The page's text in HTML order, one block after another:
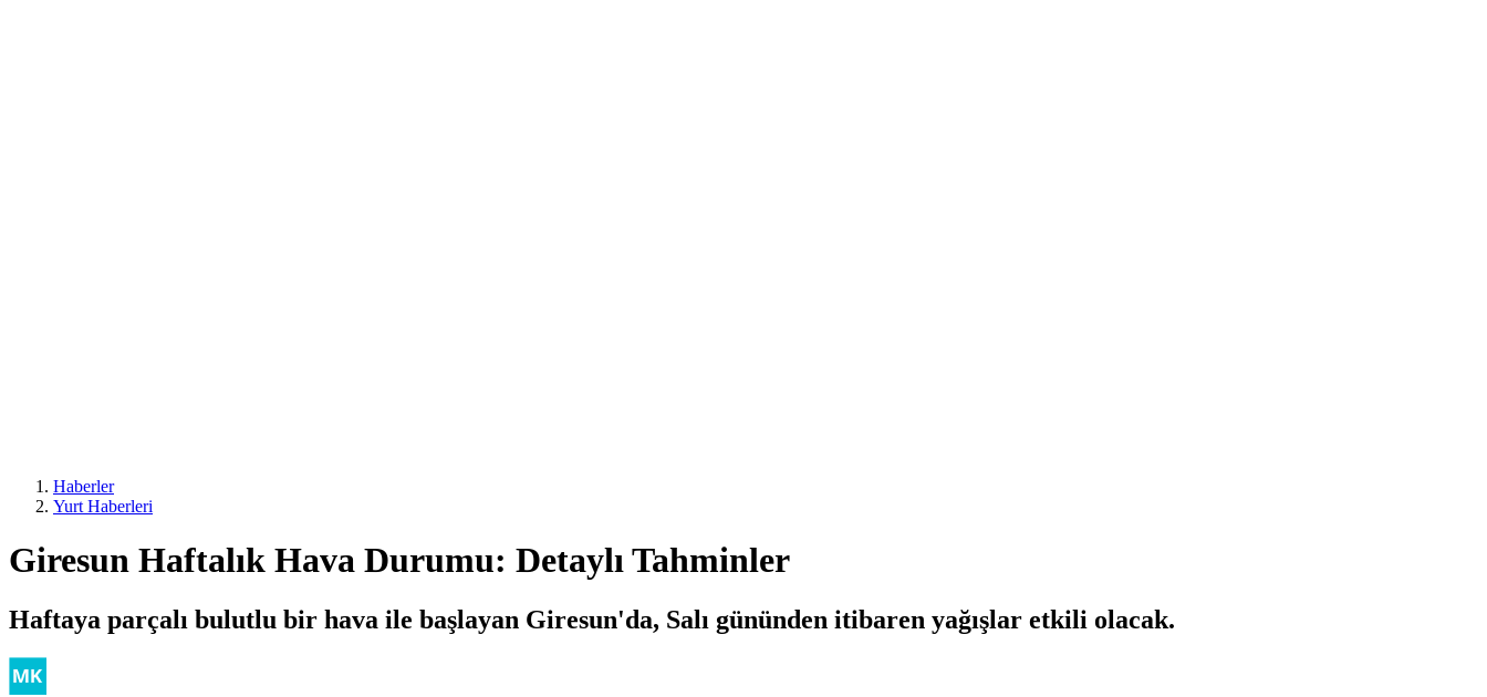
Haberler
Yurt Haberleri
Giresun Haftalık Hava Durumu: Detaylı Tahminler
Haftaya parçalı bulutlu bir hava ile başlayan Giresun'da, Salı gününden itibaren yağışlar etkili olacak.